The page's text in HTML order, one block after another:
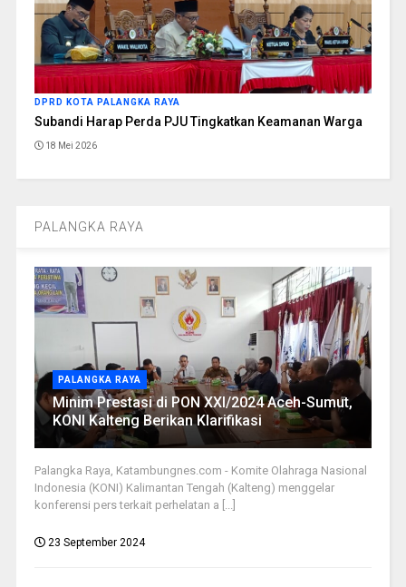
DPRD KOTA PALANGKA RAYA
Subandi Harap Perda PJU Tingkatkan Keamanan Warga
18 Mei 2026
PALANGKA RAYA
PALANGKA RAYA
Minim Prestasi di PON XXI/2024 Aceh-Sumut,
KONI Kalteng Berikan Klarifikasi
Palangka Raya, Katambungnes.com - Komite Olahraga Nasional
Indonesia (KONI) Kalimantan Tengah (Kalteng) menggelar
konferensi pers terkait perhelatan a [...]
23 September 2024